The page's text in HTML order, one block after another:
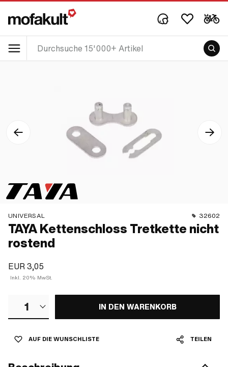
UNIVERSAL 32602
TAYA Kettenschloss Tretkette nicht
rostend
EUR 3,05
Inkl. 20% MwSt.
1 IN DEN WARENKORB
AUF DIE WUNSCHLISTE TEILEN